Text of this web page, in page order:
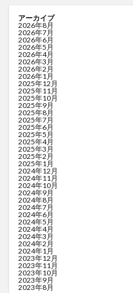
アーカイブ
2026年8月
2026年7月
2026年6月
2026年5月
2026年4月
2026年3月
2026年2月
2026年1月
2025年12月
2025年11月
2025年10月
2025年9月
2025年8月
2025年7月
2025年6月
2025年5月
2025年4月
2025年3月
2025年2月
2025年1月
2024年12月
2024年11月
2024年10月
2024年9月
2024年8月
2024年7月
2024年6月
2024年5月
2024年4月
2024年3月
2024年2月
2024年1月
2023年12月
2023年11月
2023年10月
2023年9月
2023年8月